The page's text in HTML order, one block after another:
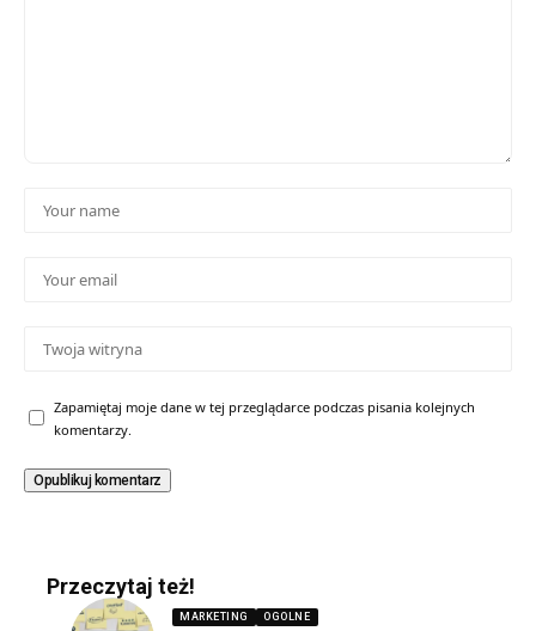
Zapamiętaj moje dane w tej przeglądarce podczas pisania kolejnych
komentarzy.
Przeczytaj też!
MARKETING OGOLNE